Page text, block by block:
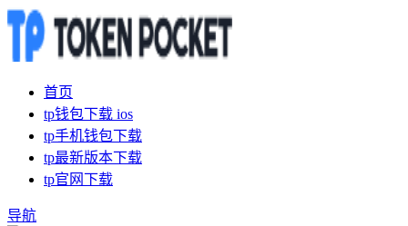
首页
tp钱包下载 ios
tp手机钱包下载
tp最新版本下载
tp官网下载
导航